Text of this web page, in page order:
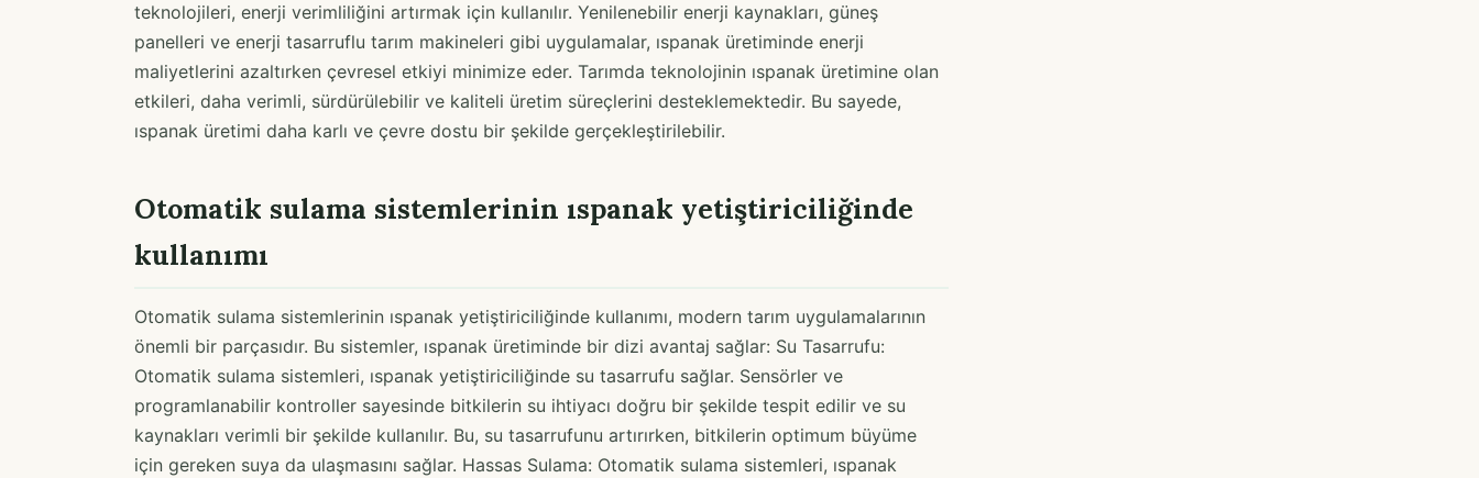
teknolojileri, enerji verimliliğini artırmak için kullanılır. Yenilenebilir enerji kaynakları, güneş
panelleri ve enerji tasarruflu tarım makineleri gibi uygulamalar, ıspanak üretiminde enerji
maliyetlerini azaltırken çevresel etkiyi minimize eder. Tarımda teknolojinin ıspanak üretimine olan
etkileri, daha verimli, sürdürülebilir ve kaliteli üretim süreçlerini desteklemektedir. Bu sayede,
ıspanak üretimi daha karlı ve çevre dostu bir şekilde gerçekleştirilebilir.
Otomatik sulama sistemlerinin ıspanak yetiştiriciliğinde
kullanımı
Otomatik sulama sistemlerinin ıspanak yetiştiriciliğinde kullanımı, modern tarım uygulamalarının
önemli bir parçasıdır. Bu sistemler, ıspanak üretiminde bir dizi avantaj sağlar: Su Tasarrufu:
Otomatik sulama sistemleri, ıspanak yetiştiriciliğinde su tasarrufu sağlar. Sensörler ve
programlanabilir kontroller sayesinde bitkilerin su ihtiyacı doğru bir şekilde tespit edilir ve su
kaynakları verimli bir şekilde kullanılır. Bu, su tasarrufunu artırırken, bitkilerin optimum büyüme
için gereken suya da ulaşmasını sağlar. Hassas Sulama: Otomatik sulama sistemleri, ıspanak